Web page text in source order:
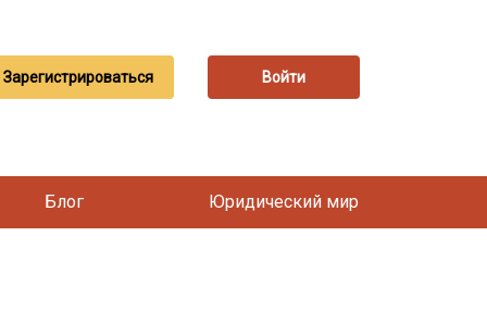
Зарегистрироваться Войти
Блог Юридический мир